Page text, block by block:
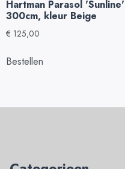
Hartman Parasol 'Sunline'
300cm, kleur Beige
€ 125,00
Bestellen